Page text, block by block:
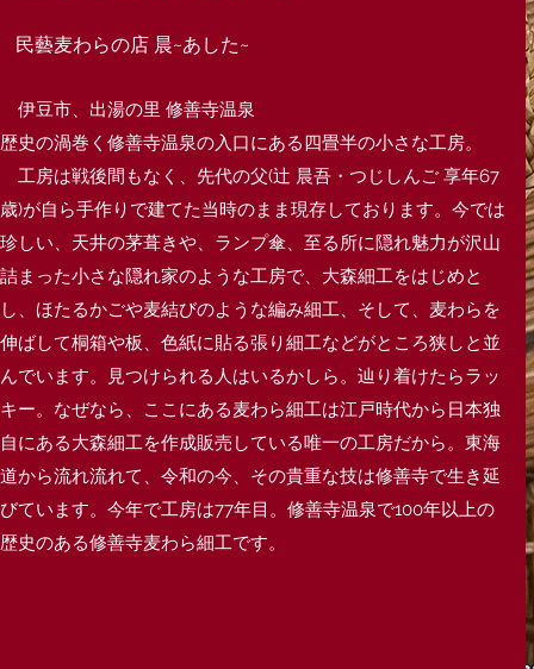
民藝麦わらの店 晨~あした~
伊豆市、出湯の里 修善寺温泉
歴史の渦巻く修善寺温泉の入口にある四畳半の小さな工房。
工房は戦後間もなく、先代の父(辻 晨吾・つじしんご 享年67
歳)が自ら手作りで建てた当時のまま現存しております。今では
珍しい、天井の茅葺きや、ランプ傘、至る所に隠れ魅力が沢山
詰まった小さな隠れ家のような工房で、大森細工をはじめと
し、ほたるかごや麦結びのような編み細工、そして、麦わらを
伸ばして桐箱や板、色紙に貼る張り細工などがところ狭しと並
んでいます。見つけられる人はいるかしら。辿り着けたらラッ
キー。なぜなら、ここにある麦わら細工は江戸時代から日本独
自にある大森細工を作成販売している唯一の工房だから。東海
道から流れ流れて、令和の今、その貴重な技は修善寺で生き延
びています。今年で工房は77年目。修善寺温泉で100年以上の
歴史のある修善寺麦わら細工です。